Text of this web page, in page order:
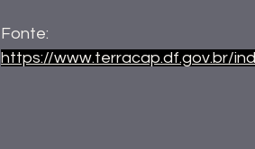
Fonte:
https://www.terracap.df.gov.br/